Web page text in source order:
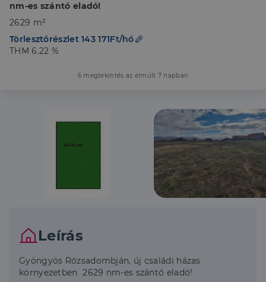
nm-es szántó eladó!
2629 m²
Törlesztőrészlet 143 171Ft/hó
THM 6.22 %
6 megtekintés az elmúlt 7 napban
Leírás
Gyöngyös Rózsadombján, új családi házas
környezetben 2629 nm-es szántó eladó!